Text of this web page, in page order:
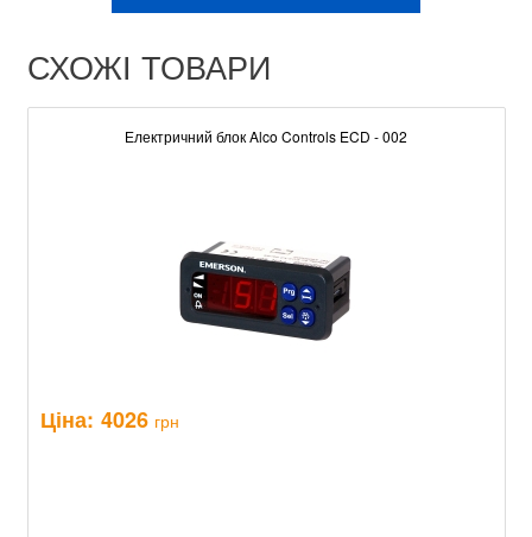
СХОЖІ ТОВАРИ
Електричний блок Alco Controls ECD - 002
Ціна: 4026 грн